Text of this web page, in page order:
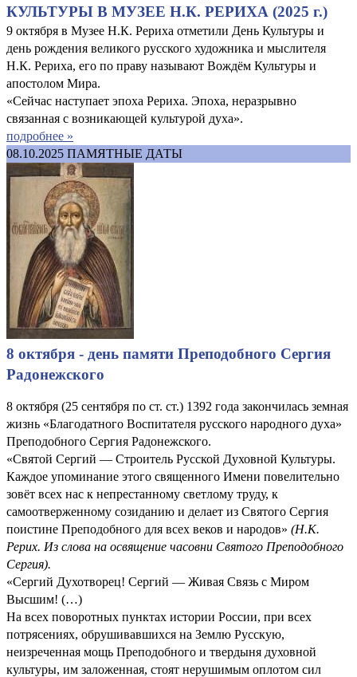
КУЛЬТУРЫ В МУЗЕЕ Н.К. РЕРИХА (2025 г.)
9 октября в Музее Н.К. Рериха отметили День Культуры и
день рождения великого русского художника и мыслителя
Н.К. Рериха, его по праву называют Вождём Культуры и
апостолом Мира.
«Сейчас наступает эпоха Рериха. Эпоха, неразрывно
связанная с возникающей культурой духа».
подробнее »
08.10.2025 ПАМЯТНЫЕ ДАТЫ
8 октября - день памяти Преподобного Сергия
Радонежского
8 октября (25 сентября по ст. ст.) 1392 года закончилась земная
жизнь «Благодатного Воспитателя русского народного духа»
Преподобного Сергия Радонежского.
«Святой Сергий — Строитель Русской Духовной Культуры.
Каждое упоминание этого священного Имени повелительно
зовёт всех нас к непрестанному светлому труду, к
самоотверженному созиданию и делает из Святого Сергия
поистине Преподобного для всех веков и народов» (Н.К.
Рерих. Из слова на освящение часовни Святого Преподобного
Сергия).
«Сергий Духотворец! Сергий — Живая Связь с Миром
Высшим! (…)
На всех поворотных пунктах истории России, при всех
потрясениях, обрушивавшихся на Землю Русскую,
неизреченная мощь Преподобного и твердыня духовной
культуры, им заложенная, стоят нерушимым оплотом сил